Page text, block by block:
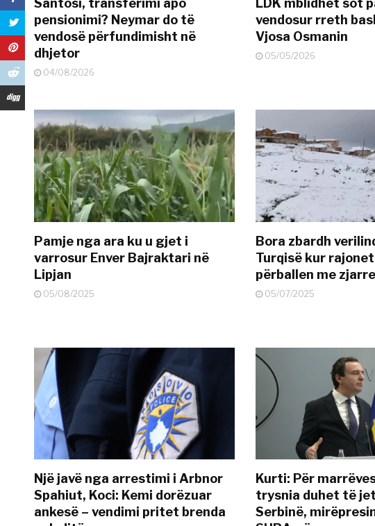
Santosi, transferimi apo
pensionimi? Neymar do të
vendosë përfundimisht në
dhjetor
04/08/2026
LDK mblidhet sot
vendosur rreth
Vjosa Osmanin
05/05/2026
Pamje nga ara ku u gjet i
varrosur Enver Bajraktari në
Lipjan
05/08/2025
Bora zbardh
Turqisë kur
përballen me zjarre
05/07/2025
Një javë nga arrestimi i Arbnor
Spahiut, Koci: Kemi dorëzuar
ankesë – vendimi pritet brenda
Kurti: Për
trysnia duhet të
Serbinë,